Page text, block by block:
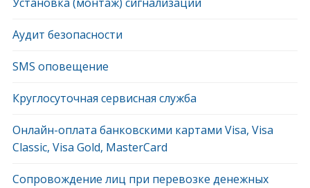
Аудит безопасности
SMS оповещение
Круглосуточная сервисная служба
Онлайн-оплата банковскими картами Visa, Visa
Classic, Visa Gold, MasterCard
Сопровождение лиц при перевозке денежных